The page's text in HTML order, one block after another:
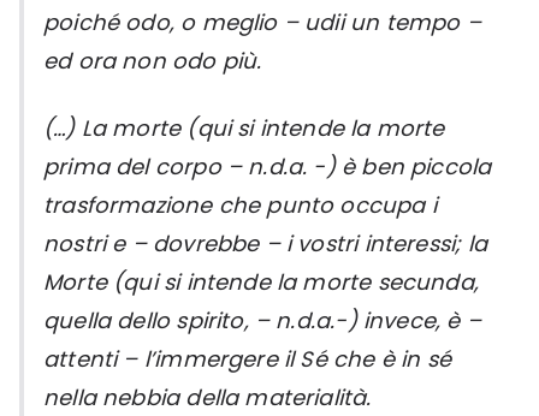
poiché odo, o meglio – udii un tempo –
ed ora non odo più.
(…) La morte (qui si intende la morte
prima del corpo – n.d.a. -) è ben piccola
trasformazione che punto occupa i
nostri e – dovrebbe – i vostri interessi; la
Morte (qui si intende la morte secunda,
quella dello spirito, – n.d.a.-) invece, è –
attenti – l’immergere il Sé che è in sé
nella nebbia della materialità.